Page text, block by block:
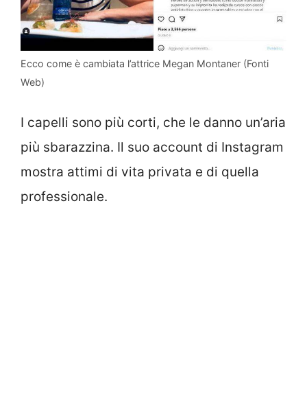
Ecco come è cambiata l’attrice Megan Montaner (Fonti
Web)
I capelli sono più corti, che le danno un’aria
più sbarazzina. Il suo account di Instagram
mostra attimi di vita privata e di quella
professionale.